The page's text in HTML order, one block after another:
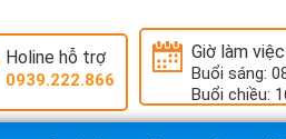
Holine hỗ trợ
0939.222.866
Giờ làm việc
Buổi sáng:
Buổi chiều: